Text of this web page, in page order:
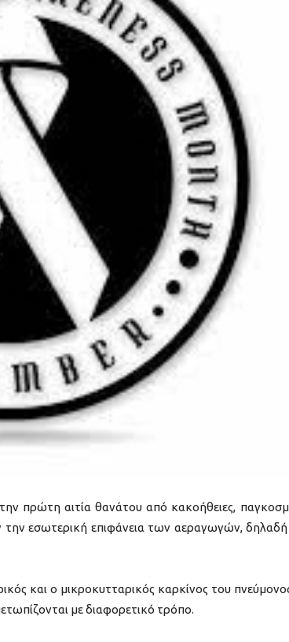
πρώτη αιτία θανάτου από κακοήθειες,
εσωτερική επιφάνεια των αεραγωγών, δηλαδή
και ο μικροκυτταρικός καρκίνος του
με διαφορετικό τρόπο.